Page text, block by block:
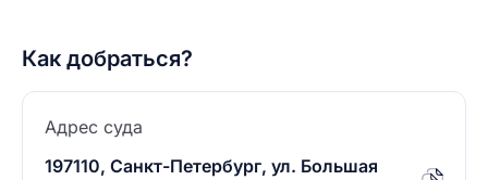
Как добраться?
Адрес суда
197110, Санкт-Петербург, ул. Большая